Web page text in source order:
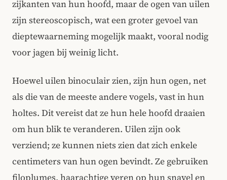
zijkanten van hun hoofd, maar de ogen van uilen
zijn stereoscopisch, wat een groter gevoel van
dieptewaarneming mogelijk maakt, vooral nodig
voor jagen bij weinig licht.
Hoewel uilen binoculair zien, zijn hun ogen, net
als die van de meeste andere vogels, vast in hun
holtes. Dit vereist dat ze hun hele hoofd draaien
om hun blik te veranderen. Uilen zijn ook
verziend; ze kunnen niets zien dat zich enkele
centimeters van hun ogen bevindt. Ze gebruiken